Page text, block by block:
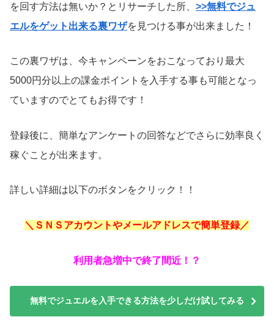
を回す方法は無いか？とリサーチした所、 >>無料でジュ
エルをゲット出来る裏ワザを見つける事が出来ました！
この裏ワザは、今キャンペーンをおこなっており最大
5000円分以上の課金ポイントを入手する事も可能となっ
ていますのでとてもお得です！
登録後に、簡単なアンケートの回答などでさらに効率良く
稼ぐことが出来ます。
詳しい詳細は以下のボタンをクリック！！
＼ＳＮＳアカウントやメールアドレスで簡単登録／
利用者急増中で終了間近！？
無料でジュエルを入手できる方法を少しだけ試してみる